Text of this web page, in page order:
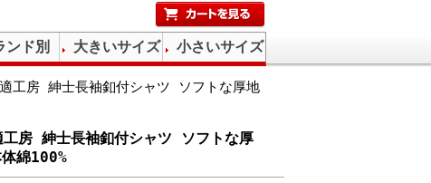
工房 紳士長袖釦付シャツ ソフトな厚地
房 紳士長袖釦付シャツ ソフトな厚
綿100%
ンド別 大きいサイズ 小さいサイズ